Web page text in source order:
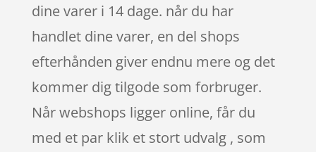
dine varer i 14 dage. når du har
handlet dine varer, en del shops
efterhånden giver endnu mere og det
kommer dig tilgode som forbruger.
Når webshops ligger online, får du
med et par klik et stort udvalg , som